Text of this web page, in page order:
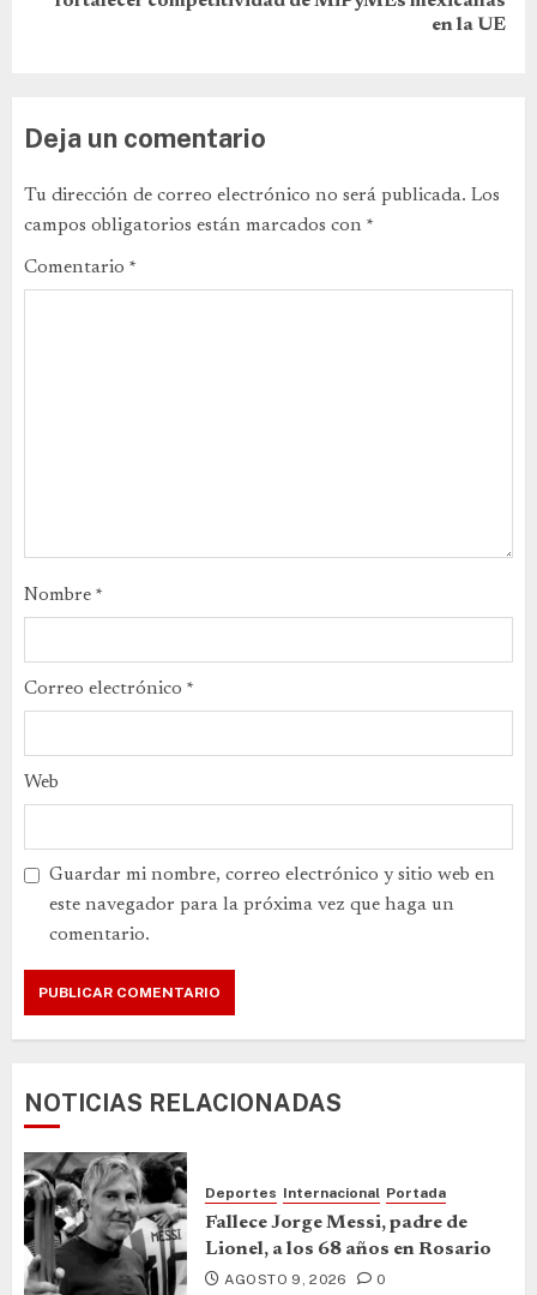
en la UE
Deja un comentario
Tu dirección de correo electrónico no será publicada. Los
campos obligatorios están marcados con *
Comentario *
Nombre *
Correo electrónico *
Web
Guardar mi nombre, correo electrónico y sitio web en
este navegador para la próxima vez que haga un
comentario.
NOTICIAS RELACIONADAS
Deportes Internacional Portada
Fallece Jorge Messi, padre de
Lionel, a los 68 años en Rosario
AGOSTO 9, 2026 0